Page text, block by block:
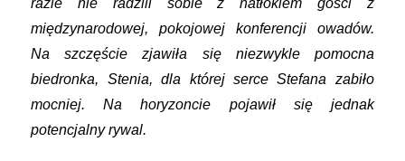
razie nie radzili sobie z natłokiem gości z
międzynarodowej, pokojowej konferencji owadów.
Na szczęście zjawiła się niezwykle pomocna
biedronka, Stenia, dla której serce Stefana zabiło
mocniej. Na horyzoncie pojawił się jednak
potencjalny rywal.